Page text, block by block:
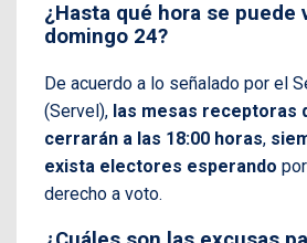
¿Hasta qué hora se puede
domingo 24?
De acuerdo a lo señalado por el
(Servel), las mesas receptoras
cerrarán a las 18:00 horas,
exista electores esperando
derecho a voto.